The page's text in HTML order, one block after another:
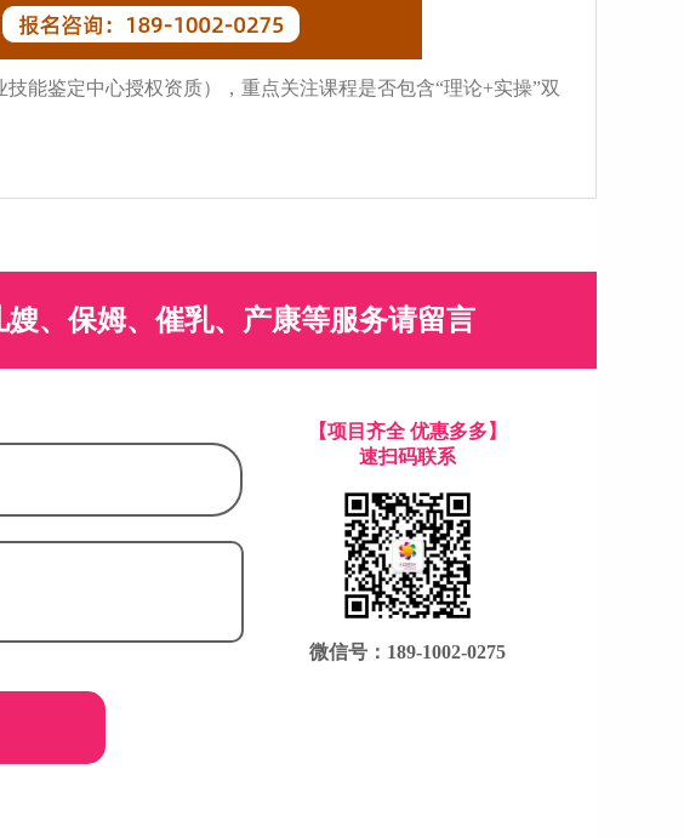
能鉴定中心授权资质），重点关注课程是否包含“理论+实操”双
、保姆、催乳、产康等服务请留言
【项目齐全 优惠多多】
速扫码联系
微信号：189-1002-0275